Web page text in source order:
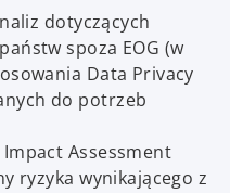
dotyczących
spoza EOG (w
Data Privacy
do potrzeb
Assessment
ryzyka wynikającego z